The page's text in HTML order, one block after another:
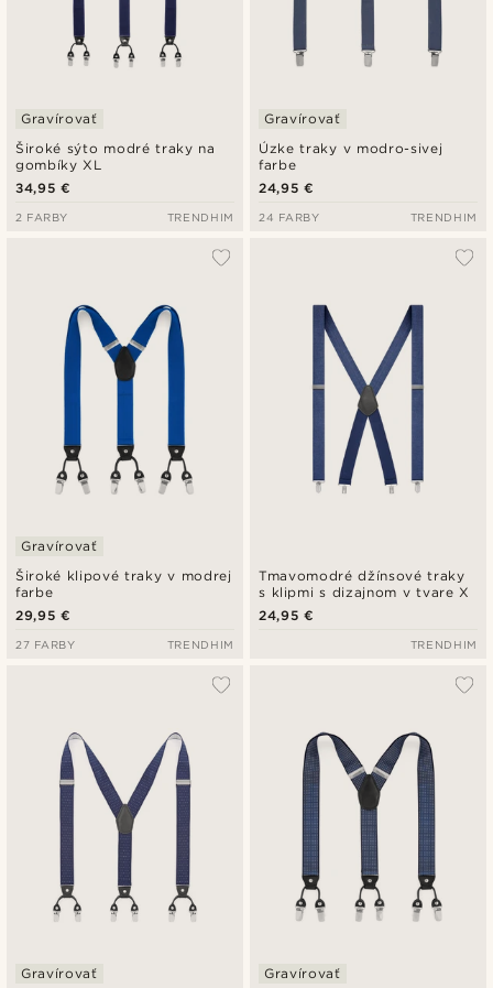
Široké sýto modré traky na
gombíky XL
Gravírovať
34,95 €
2 FARBY TRENDHIM
Úzke traky v modro-sivej
farbe
Gravírovať
24,95 €
24 FARBY TRENDHIM
Široké klipové traky v modrej
farbe
Gravírovať
29,95 €
27 FARBY TRENDHIM
Tmavomodré džínsové traky
s klipmi s dizajnom v tvare X
24,95 €
TRENDHIM
Gravírovať Gravírovať